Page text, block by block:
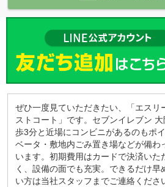
ぜひ一度見ていただきたい、「エスリ
ストコート」です。セブンイレブン
歩3分と近場にコンビニがあるのもポ
ベータ・敷地内ごみ置き場などが備わ
います。初期費用はカードで決済いた
く、設備の面でも充実。できるだけ早
い方は当社スタッフまでご連絡くださ